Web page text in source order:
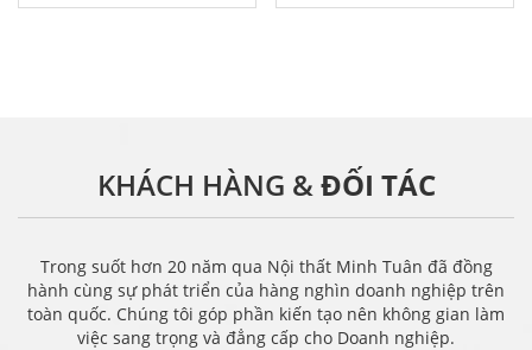
KHÁCH HÀNG &ĐỐI TÁC
Trong suốt hơn 20 năm qua Nội thất Minh Tuân đã đồng
hành cùng sự phát triển của hàng nghìn doanh nghiệp trên
toàn quốc. Chúng tôi góp phần kiến tạo nên không gian làm
việc sang trọng và đẳng cấp cho Doanh nghiệp.